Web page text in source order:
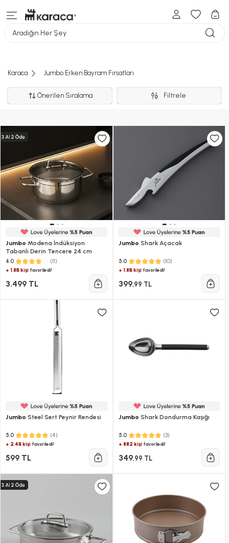
Aradığın Her Şey
Karaca Jumbo Erken Bayram Fırsatları
Önerilen Sıralama Filtrele
Jumbo Modena İndüksiyon
Tabanlı Derin Tencere 24 cm
4.0 (11)
+ 1.8B kişi favoriledi!
3.499 TL
Jumbo Shark Açacak
5.0 (10)
+ 1.8B kişifavoriledi!
399,99 TL
Jumbo Steel Sert Peynir Rendesi
5.0 (4)
+ 2.4B kişi favoriledi!
599 TL
Jumbo Shark Dondurma Kaşığı
5.0 (3)
+ 882 kişifavoriledi!
349,99 TL